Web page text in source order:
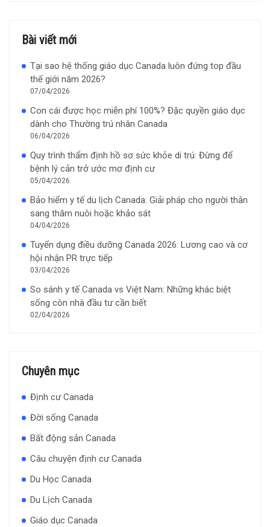
Bài viết mới
Tại sao hệ thống giáo dục Canada luôn đứng top đầu
thế giới năm 2026?
07/04/2026
Con cái được học miễn phí 100%? Đặc quyền giáo dục
dành cho Thường trú nhân Canada
06/04/2026
Quy trình thẩm định hồ sơ sức khỏe di trú: Đừng để
bệnh lý cản trở ước mơ định cư
05/04/2026
Bảo hiểm y tế du lịch Canada: Giải pháp cho người thân
sang thăm nuôi hoặc khảo sát
04/04/2026
Tuyển dụng điều dưỡng Canada 2026: Lương cao và cơ
hội nhận PR trực tiếp
03/04/2026
So sánh y tế Canada vs Việt Nam: Những khác biệt
sống còn nhà đầu tư cần biết
02/04/2026
Chuyên mục
Định cư Canada
Đời sống Canada
Bất động sản Canada
Câu chuyện định cư Canada
Du Học Canada
Du Lịch Canada
Giáo dục Canada